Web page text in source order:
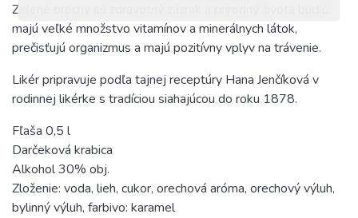
Zelené orechy sú zdravotný zázrak a prírodný života budič,
majú veľké množstvo vitamínov a minerálnych látok,
prečisťujú organizmus a majú pozitívny vplyv na trávenie.
Likér pripravuje podľa tajnej receptúry Hana Jenčíková v
rodinnej likérke s tradíciou siahajúcou do roku 1878.
Fľaša 0,5 l
Darčeková krabica
Alkohol 30% obj.
Zloženie: voda, lieh, cukor, orechová aróma, orechový výluh,
bylinný výluh, farbivo: karamel